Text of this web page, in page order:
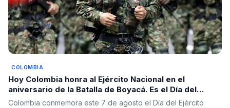
COLOMBIA
Hoy Colombia honra al Ejército Nacional en el
aniversario de la Batalla de Boyacá. Es el Día del
Ejército.
Colombia conmemora este 7 de agosto el Día del Ejército